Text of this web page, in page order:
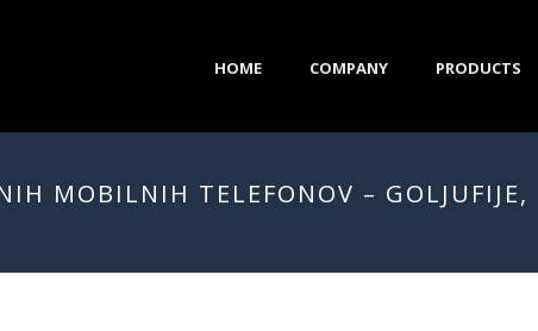
HOME COMPANY PRODUCTS
MOBILNIH TELEFONOV – GOLJUFIJE,